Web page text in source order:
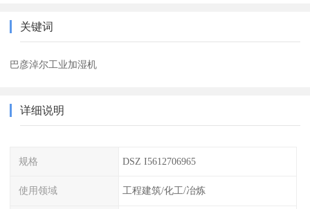
关键词
巴彦淖尔工业加湿机
详细说明
规格 DSZ I5612706965
使用领域 工程建筑/化工/冶炼